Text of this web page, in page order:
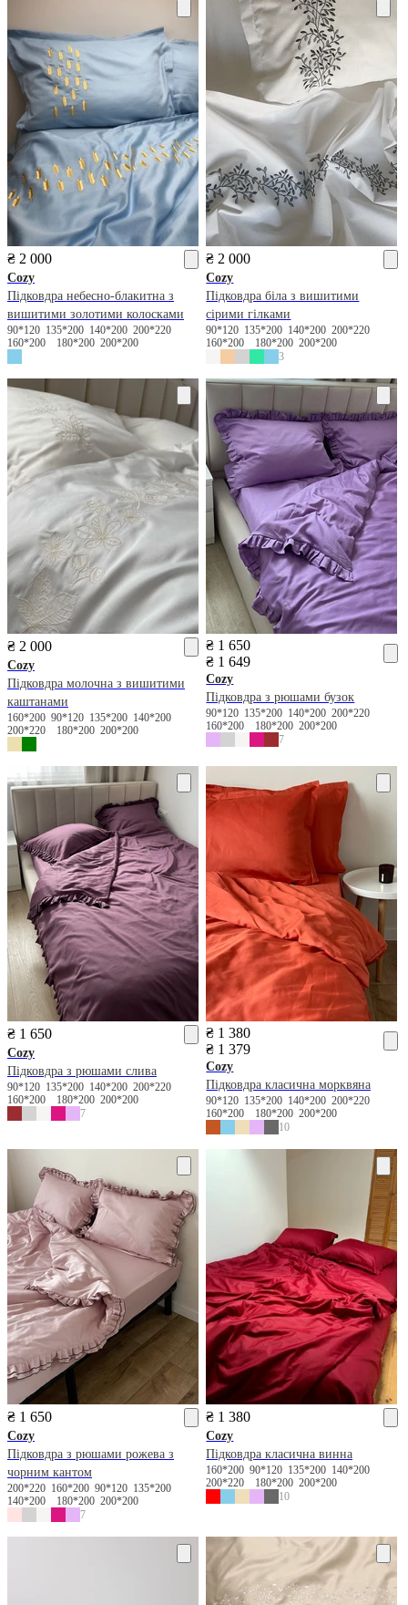
₴ 2 000
Cozy
Підковдра небесно-блакитна з
вишитими золотими колосками
90*120 135*200 140*200 200*220
160*200
180*200 200*200
₴ 2 000
Cozy
Підковдра біла з вишитими
сірими гілками
90*120 135*200 140*200200*220
160*200
180*200200*200
3
₴ 2 000
Cozy
Підковдра молочна з вишитими
каштанами
160*200 90*120 135*200 140*200
200*220
180*200 200*200
₴ 1 650
₴ 1 649
Cozy
Підковдра з рюшами бузок
90*120 135*200 140*200200*220
160*200
180*200200*200
7
₴ 1 650
Cozy
Підковдра з рюшами слива
90*120 135*200 140*200 200*220
160*200
180*200 200*200
7
₴ 1 380
₴ 1 379
Cozy
Підковдра класична морквяна
90*120 135*200 140*200200*220
160*200
180*200200*200
10
₴ 1 650
Cozy
Підковдра з рюшами рожева з
чорним кантом
200*220 160*200 90*120 135*200
140*200
180*200 200*200
7
₴ 1 380
Cozy
Підковдра класична винна
160*20090*120 135*200 140*200
200*220
180*200200*200
10